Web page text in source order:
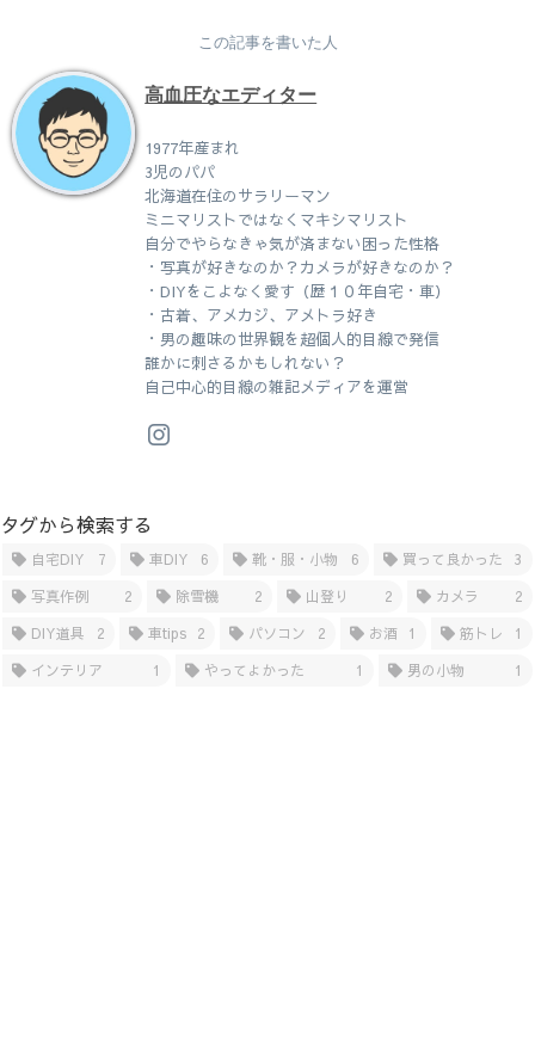
この記事を書いた人
高血圧なエディター
1977年産まれ
3児のパパ
北海道在住のサラリーマン
ミニマリストではなくマキシマリスト
自分でやらなきゃ気が済まない困った性格
・写真が好きなのか？カメラが好きなのか？
・DIYをこよなく愛す（歴１０年自宅・車）
・古着、アメカジ、アメトラ好き
・男の趣味の世界観を超個人的目線で発信
誰かに刺さるかもしれない？
自己中心的目線の雑記メディアを運営
タグから検索する
自宅DIY 7 車DIY 6 靴・服・小物 6 買って良かった
3
写真作例
2 除雪機 2 山登り 2 カメラ
2
DIY道具
2 車tips 2 パソコン 2 お酒 1 筋トレ
1
インテリア
1 やってよかった 1 男の小物 1